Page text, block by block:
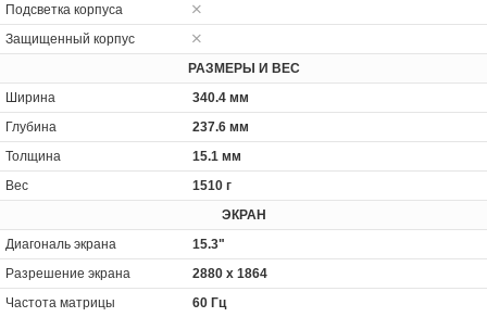
Подсветка корпуса
Защищенный корпус
РАЗМЕРЫ И ВЕС
Ширина
340.4 мм
Глубина
237.6 мм
Толщина
15.1 мм
Вес
1510 г
ЭКРАН
Диагональ экрана
15.3"
Разрешение экрана
2880 x 1864
Частота матрицы
60 Гц